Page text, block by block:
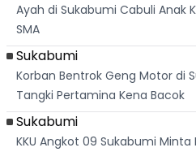
Ayah di Sukabumi Cabuli Anak
SMA
Sukabumi
Korban Bentrok Geng Motor di
Tangki Pertamina Kena Bacok
Sukabumi
KKU Angkot 09 Sukabumi